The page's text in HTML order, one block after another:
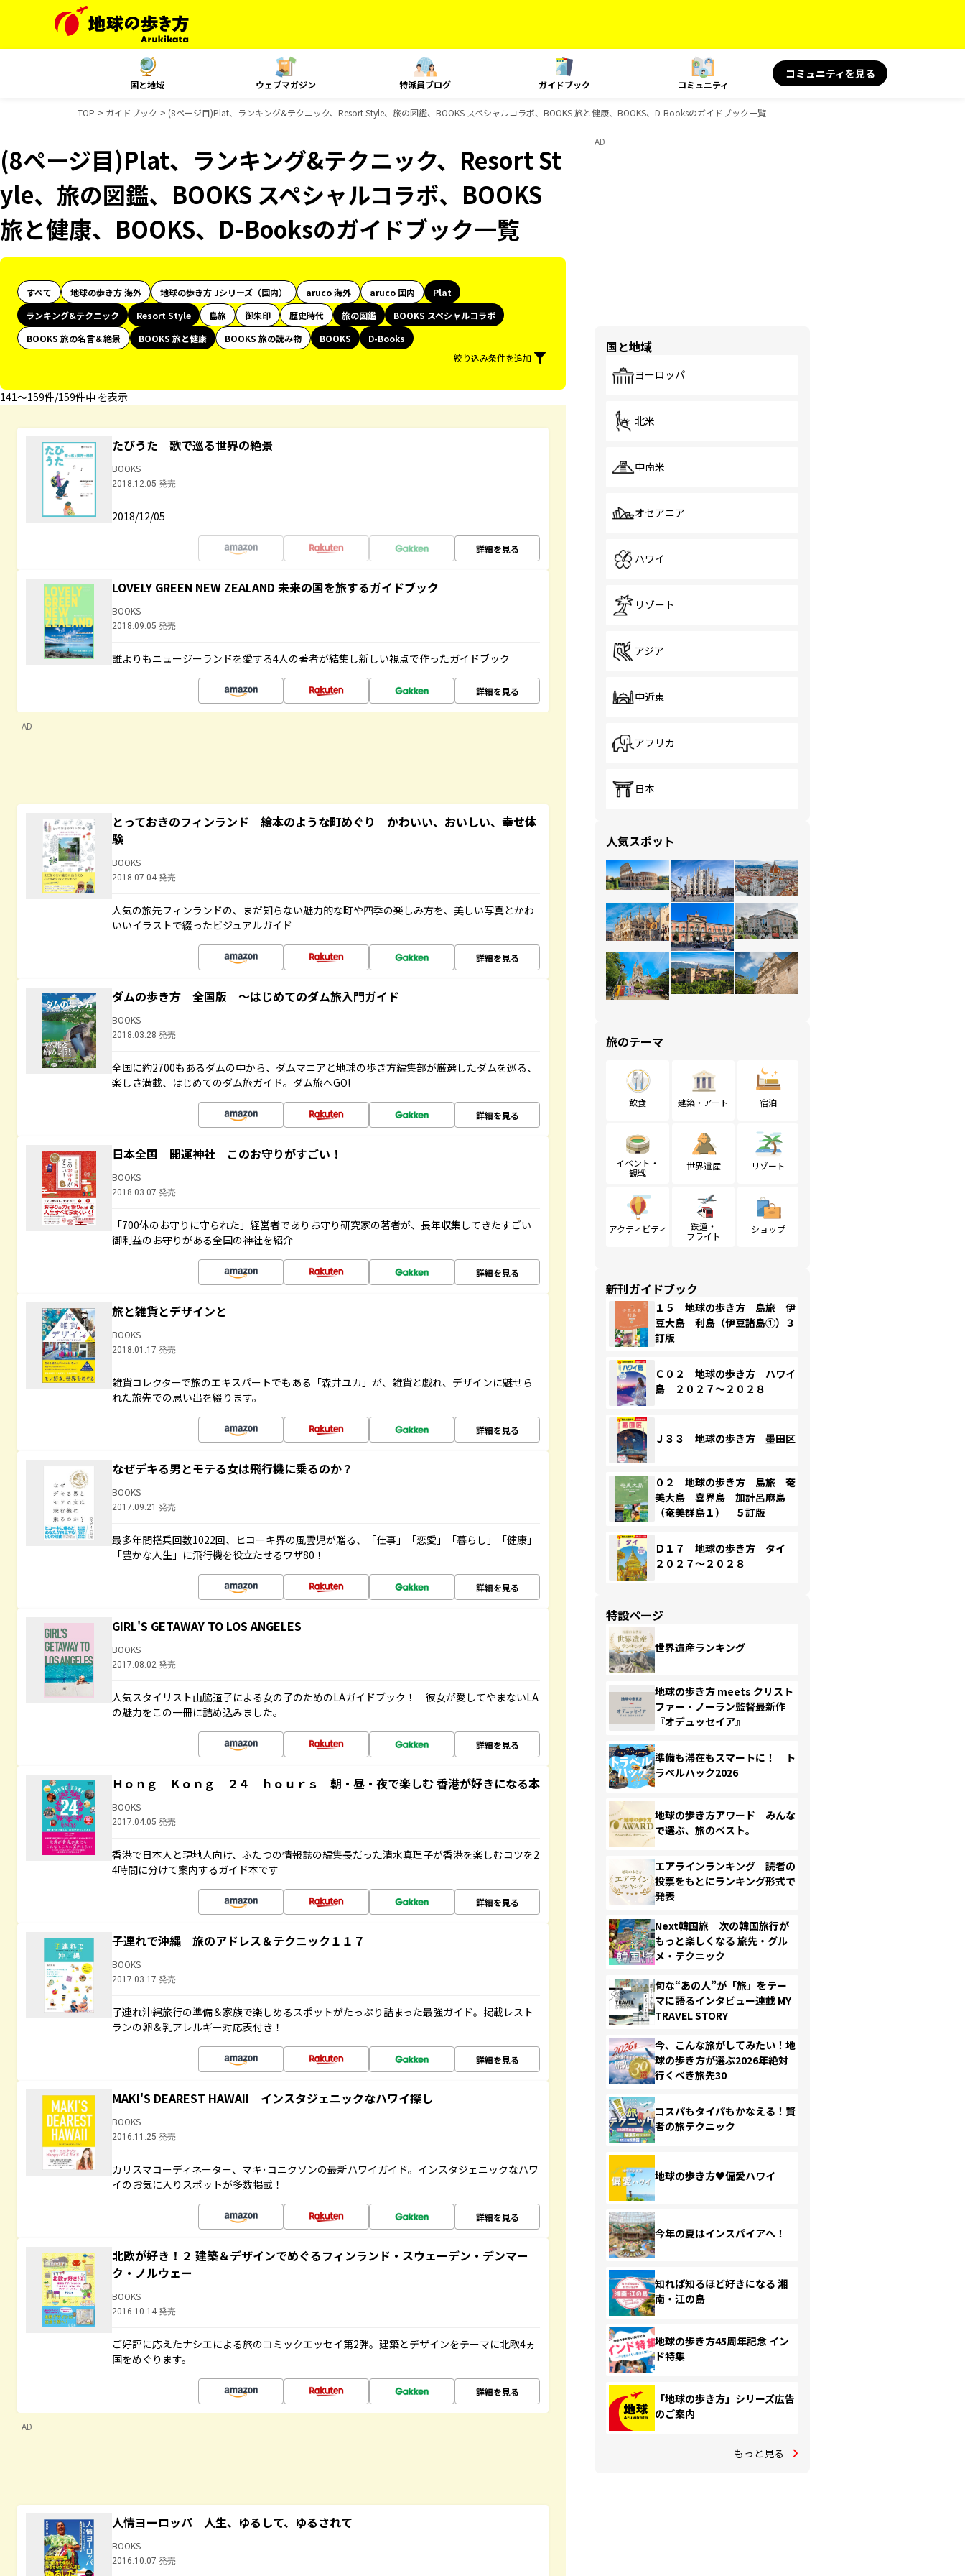
国と地域 ウェブマガジン 特派員ブログ ガイドブック コミュニティ
コミュニティを見る
TOP ガイドブック (8ページ目)Plat、ランキング&テクニック、Resort Style、旅の図鑑、BOOKS スペシャルコラボ、BOOKS 旅と健康、BOOKS、D-Booksのガイドブック一覧
(8ページ目)Plat、ランキング&テクニック、Resort St
yle、旅の図鑑、BOOKS スペシャルコラボ、BOOKS
旅と健康、BOOKS、D-Booksのガイドブック一覧
すべて 地球の歩き方 海外 地球の歩き方 Jシリーズ（国内） aruco 海外 aruco 国内
Plat
ランキング&テクニック
Resort Style 島旅 御朱印 歴史時代 旅の図鑑
BOOKS スペシャルコラボ
BOOKS 旅の名言＆絶景
BOOKS 旅と健康 BOOKS 旅の読み物 BOOKS
D-Books
絞り込み条件を追加
141〜159件/159件中 を表示
たびうた 歌で巡る世界の絶景
BOOKS
2018.12.05 発売
2018/12/05
詳細を見る
LOVELY GREEN NEW ZEALAND 未来の国を旅するガイドブック
BOOKS
2018.09.05 発売
誰よりもニュージーランドを愛する4人の著者が結集し新しい視点で作ったガイドブック
詳細を見る
AD
とっておきのフィンランド 絵本のような町めぐり かわいい、おいしい、幸せ体
験
BOOKS
2018.07.04 発売
人気の旅先フィンランドの、まだ知らない魅力的な町や四季の楽しみ方を、美しい写真とかわ
いいイラストで綴ったビジュアルガイド
詳細を見る
ダムの歩き方 全国版 ～はじめてのダム旅入門ガイド
BOOKS
2018.03.28 発売
全国に約2700もあるダムの中から、ダムマニアと地球の歩き方編集部が厳選したダムを巡る、
楽しさ満載、はじめてのダム旅ガイド。ダム旅へGO!
詳細を見る
日本全国 開運神社 このお守りがすごい！
BOOKS
2018.03.07 発売
「700体のお守りに守られた」経営者でありお守り研究家の著者が、長年収集してきたすごい
御利益のお守りがある全国の神社を紹介
詳細を見る
旅と雑貨とデザインと
BOOKS
2018.01.17 発売
雑貨コレクターで旅のエキスパートでもある「森井ユカ」が、雑貨と戯れ、デザインに魅せら
れた旅先での思い出を綴ります。
詳細を見る
なぜデキる男とモテる女は飛行機に乗るのか？
BOOKS
2017.09.21 発売
最多年間搭乗回数1022回、ヒコーキ界の風雲児が贈る、「仕事」「恋愛」「暮らし」「健康」
「豊かな人生」に飛行機を役立たせるワザ80！
詳細を見る
GIRL'S GETAWAY TO LOS ANGELES
BOOKS
2017.08.02 発売
人気スタイリスト山脇道子による女の子のためのLAガイドブック！ 彼女が愛してやまないLA
の魅力をこの一冊に詰め込みました。
詳細を見る
Ｈｏｎｇ Ｋｏｎｇ ２４ ｈｏｕｒｓ 朝・昼・夜で楽しむ 香港が好きになる本
BOOKS
2017.04.05 発売
香港で日本人と現地人向け、ふたつの情報誌の編集長だった清水真理子が香港を楽しむコツを2
4時間に分けて案内するガイド本です
詳細を見る
子連れで沖縄 旅のアドレス＆テクニック１１７
BOOKS
2017.03.17 発売
子連れ沖縄旅行の準備＆家族で楽しめるスポットがたっぷり詰まった最強ガイド。掲載レスト
ランの卵＆乳アレルギー対応表付き！
詳細を見る
MAKI'S DEAREST HAWAII インスタジェニックなハワイ探し
BOOKS
2016.11.25 発売
カリスマコーディネーター、マキ･コニクソンの最新ハワイガイド。インスタジェニックなハワ
イのお気に入りスポットが多数掲載！
詳細を見る
北欧が好き！２ 建築＆デザインでめぐるフィンランド・スウェーデン・デンマー
ク・ノルウェー
BOOKS
2016.10.14 発売
ご好評に応えたナシエによる旅のコミックエッセイ第2弾。建築とデザインをテーマに北欧4ヵ
国をめぐります。
詳細を見る
AD
人情ヨーロッパ 人生、ゆるして、ゆるされて
BOOKS
2016.10.07 発売
AD
国と地域
ヨーロッパ
北米
中南米
オセアニア
ハワイ
リゾート
アジア
中近東
アフリカ
日本
人気スポット
旅のテーマ
飲食 建築・アート 宿泊
イベント・
観戦
世界遺産 リゾート
アクティビティ
鉄道・
フライト
ショップ
新刊ガイドブック
１５ 地球の歩き方 島旅 伊
豆大島 利島（伊豆諸島①）３
訂版
Ｃ０２ 地球の歩き方 ハワイ
島 ２０２７～２０２８
Ｊ３３ 地球の歩き方 墨田区
０２ 地球の歩き方 島旅 奄
美大島 喜界島 加計呂麻島
（奄美群島１） ５訂版
Ｄ１７ 地球の歩き方 タイ
２０２７～２０２８
特設ページ
世界遺産ランキング
地球の歩き方 meets クリスト
ファー・ノーラン監督最新作
『オデュッセイア』
準備も滞在もスマートに！ ト
ラベルハック2026
地球の歩き方アワード みんな
で選ぶ、旅のベスト。
エアラインランキング 読者の
投票をもとにランキング形式で
発表
Next韓国旅 次の韓国旅行が
もっと楽しくなる 旅先・グル
メ・テクニック
旬な“あの人”が「旅」をテー
マに語るインタビュー連載 MY
TRAVEL STORY
今、こんな旅がしてみたい！地
球の歩き方が選ぶ2026年絶対
行くべき旅先30
コスパもタイパもかなえる！賢
者の旅テクニック
地球の歩き方♥偏愛ハワイ
今年の夏はインスパイアへ！
知れば知るほど好きになる 湘
南・江の島
地球の歩き方45周年記念 イン
ド特集
「地球の歩き方」シリーズ広告
のご案内
もっと見る